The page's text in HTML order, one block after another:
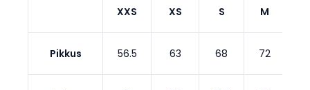
XXS XS S M
Pikkus 56.5 63 68 72